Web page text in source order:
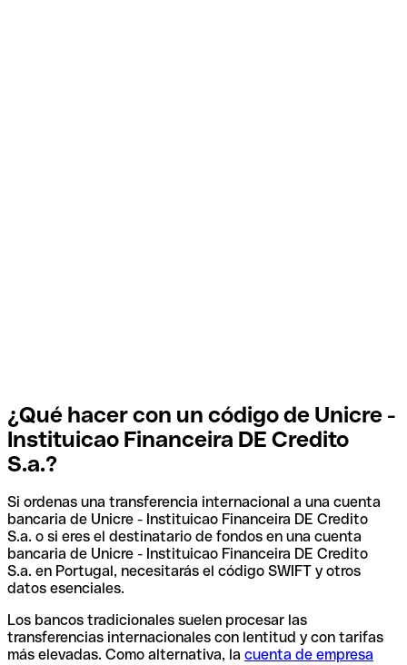
¿Qué hacer con un código de Unicre -
Instituicao Financeira DE Credito
S.a.?
Si ordenas una transferencia internacional a una cuenta
bancaria de Unicre - Instituicao Financeira DE Credito
S.a. o si eres el destinatario de fondos en una cuenta
bancaria de Unicre - Instituicao Financeira DE Credito
S.a. en Portugal, necesitarás el código SWIFT y otros
datos esenciales.
Los bancos tradicionales suelen procesar las
transferencias internacionales con lentitud y con tarifas
más elevadas. Como alternativa, la cuenta de empresa